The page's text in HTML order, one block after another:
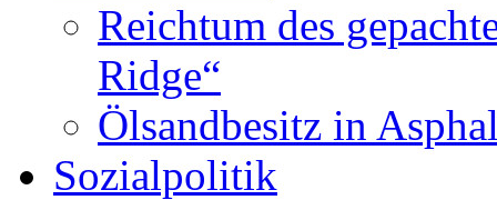
Reichtum des
Ridge“
Ölsandbesitz in
Sozialpolitik